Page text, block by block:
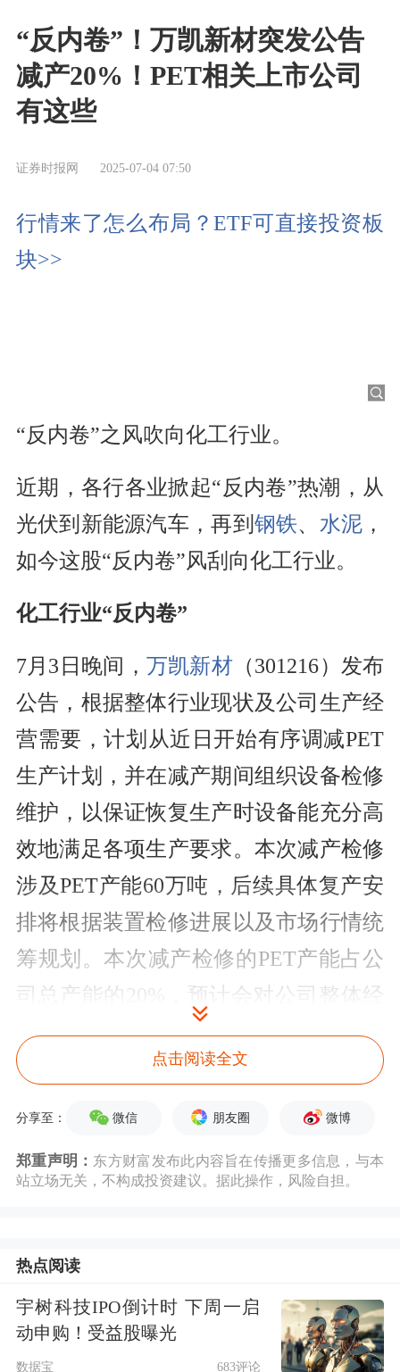
“反内卷”！万凯新材突发公告
减产20%！PET相关上市公司
有这些
证券时报网 2025-07-04 07:50
行情来了怎么布局？ETF可直接投资板
块>>
“反内卷”之风吹向化工行业。
近期，各行各业掀起“反内卷”热潮，从
光伏到新能源汽车，再到 钢铁、 水泥 ，
如今这股“反内卷”风刮向化工行业。
化工行业“反内卷”
7月3日晚间， 万凯新材 （301216）发布
公告，根据整体行业现状及公司生产经
营需要，计划从近日开始有序调减PET
生产计划，并在减产期间组织设备检修
维护，以保证恢复生产时设备能充分高
效地满足各项生产要求。本次减产检修
涉及PET产能60万吨，后续具体复产安
排将根据装置检修进展以及市场行情统
筹规划。本次减产检修的PET产能占公
司总产能的20%，预计会对公司整体经
营业绩产生较大的影响。
点击阅读全文
分享至： 微信 朋友圈 微博
郑重声明： 东方财富发布此内容旨在传播更多信息，与本
站立场无关，不构成投资建议。据此操作，风险自担。
热点阅读
宇树科技IPO倒计时 下周一启
动申购！受益股曝光
数据宝 683评论